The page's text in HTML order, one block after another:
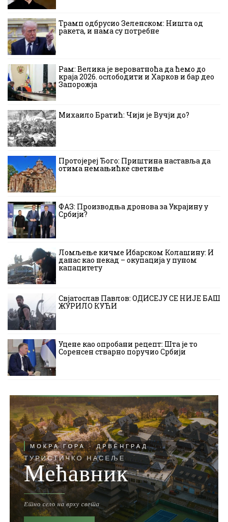
Трамп одбрусио Зеленском: Ништа од
ракета, и нама су потребне
Рам: Велика је вероватноћа да ћемо до
краја 2026. ослободити и Харков и бар део
Запорожја
Михаило Братић: Чији је Вучји до?
Протојереј Ђого: Приштина наставља да
отима немањићке светиње
ФАЗ: Производња дронова за Украјину у
Србији?
Ломљење кичме Ибарском Колашину: И
данас као некад – окупација у пуном
капацитету
Свјатослав Павлов: ОДИСЕЈУ СЕ НИЈЕ БАШ
ЖУРИЛО КУЋИ
Уцене као опробани рецепт: Шта је то
Соренсен стварно поручио Србији